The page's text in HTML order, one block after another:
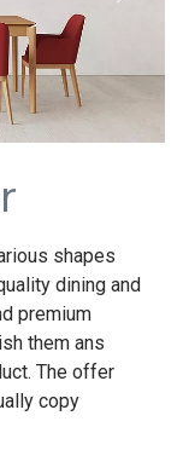
shapes
dining and
premium
them ans
The offer
copy